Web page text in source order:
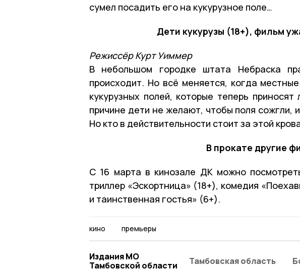
сумел посадить его на кукурузное поле…
Дети кукурузы (18+), фильм
Режиссёр Курт Уиммер
В небольшом городке штата Небраска
происходит. Но всё меняется, когда
кукурузных полей, которые теперь
причине дети не желают, чтобы поля сожгли,
Но кто в действительности стоит за этой
В прокате другие
С 16 марта в кинозале ДК можно
триллер «Эскортница» (18+), комедия
и таинственная гостья» (6+).
кино премьеры
Издания МО
Тамбовской области
Тамбовская область